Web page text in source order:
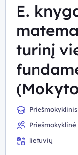
E.
turinį
lietuvių